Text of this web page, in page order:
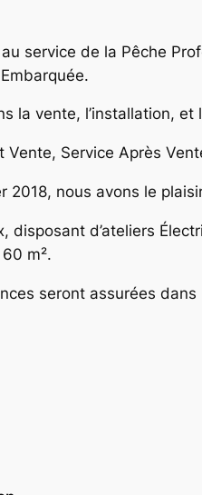
service de la Pêche
la vente, l’installation,
Vente, Service Après
2018, nous avons le
disposant d’ateliers
m².
seront assurées